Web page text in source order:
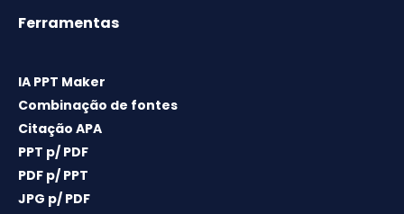
Ferramentas
IA PPT Maker
Combinação de fontes
Citação APA
PPT p/ PDF
PDF p/ PPT
JPG p/ PDF